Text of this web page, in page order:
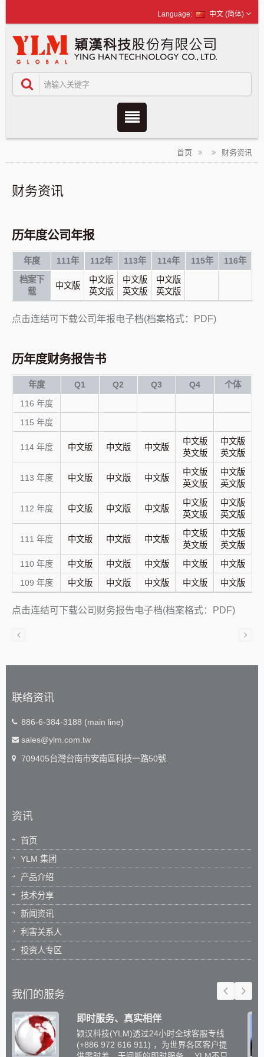
中文 (简体)
首页 财务资讯
财务资讯
历年度公司年报
年度 111年 112年 113年 114年 115年
116年
档案下
载
中文版
中文版
英文版
中文版
英文版
中文版
英文版
点击连结可下载公司年报电子档(档案格式：PDF)
历年度财务报告书
年度 Q1 Q2 Q3 Q4
个体
116 年度
115 年度
114 年度 中文版 中文版 中文版
中文版
英文版
中文版
英文版
113 年度 中文版 中文版 中文版
中文版
英文版
中文版
英文版
112 年度 中文版 中文版 中文版
中文版
英文版
中文版
英文版
111 年度 中文版 中文版 中文版
中文版
英文版
中文版
英文版
110 年度
中文版 中文版 中文版 中文版
中文版
109 年度
中文版 中文版 中文版 中文版 中文版
点击连结可下载公司财务报告电子档(档案格式：PDF)
联络资讯
886-6-384-3188 (main line)
sales@ylm.com.tw
709405台灣台南市安南區科技一路50號
资讯
首页
YLM 集团
产品介绍
技术分享
新闻资讯
利害关系人
投资人专区
我们的服务
即时服务、真实相伴
颖汉科技(YLM)透过24小时全球客服专线
(+886 972 616 911) ，为世界各区客户提